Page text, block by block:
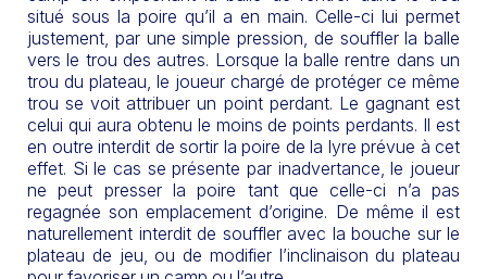
situé sous la poire qu’il a en main. Celle-ci lui permet
justement, par une simple pression, de souffler la balle
vers le trou des autres. Lorsque la balle rentre dans un
trou du plateau, le joueur chargé de protéger ce même
trou se voit attribuer un point perdant. Le gagnant est
celui qui aura obtenu le moins de points perdants. Il est
en outre interdit de sortir la poire de la lyre prévue à cet
effet. Si le cas se présente par inadvertance, le joueur
ne peut presser la poire tant que celle-ci n’a pas
regagnée son emplacement d’origine. De même il est
naturellement interdit de souffler avec la bouche sur le
plateau de jeu, ou de modifier l’inclinaison du plateau